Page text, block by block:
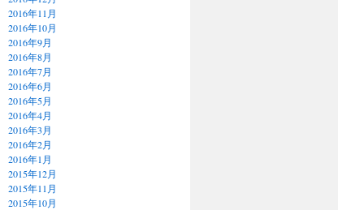
2016年11月
2016年10月
2016年9月
2016年8月
2016年7月
2016年6月
2016年5月
2016年4月
2016年3月
2016年2月
2016年1月
2015年12月
2015年11月
2015年10月